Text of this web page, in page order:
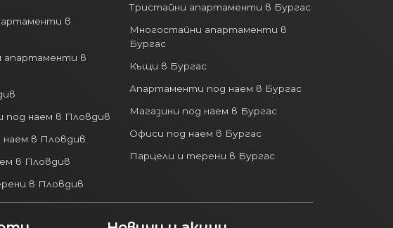
в
апартаменти в
под наем в Пловдив
наем в Пловдив
в Пловдив
в Пловдив
Тристайни апартаменти в Бургас
Многостайни апартаменти в
Бургас
Къщи в Бургас
Апартаменти под наем в Бургас
Магазини под наем в Бургас
Офиси под наем в Бургас
Парцели и терени в Бургас